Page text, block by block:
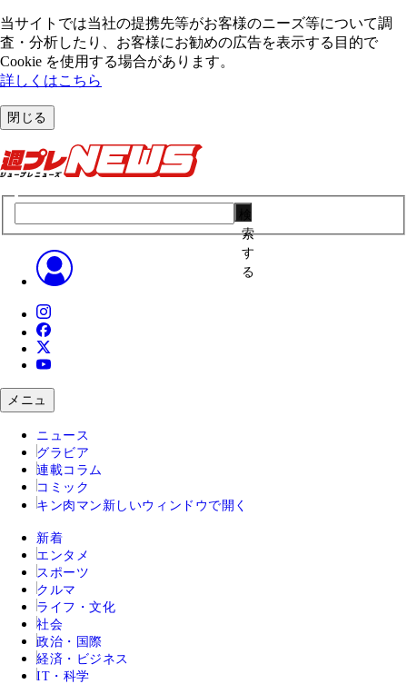
当サイトでは当社の提携先等がお客様のニーズ等について調
査・分析したり、お客様にお勧めの広告を表⽰する⽬的で
Cookie を使⽤する場合があります。
詳しくはこちら
閉じる
索
す
る
メニュ
ニュース
グラビア
連載コラム
コミック
キン肉マン 新しいウィンドウで開く
新着
エンタメ
スポーツ
クルマ
ライフ・文化
社会
政治・国際
経済・ビジネス
IT・科学